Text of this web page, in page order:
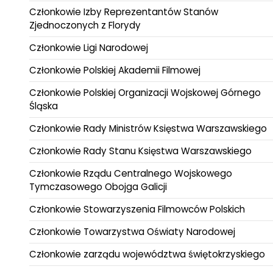
Członkowie Izby Reprezentantów Stanów
Zjednoczonych z Florydy
Członkowie Ligi Narodowej
Członkowie Polskiej Akademii Filmowej
Członkowie Polskiej Organizacji Wojskowej Górnego
Śląska
Członkowie Rady Ministrów Księstwa Warszawskiego
Członkowie Rady Stanu Księstwa Warszawskiego
Członkowie Rządu Centralnego Wojskowego
Tymczasowego Obojga Galicji
Członkowie Stowarzyszenia Filmowców Polskich
Członkowie Towarzystwa Oświaty Narodowej
Członkowie zarządu województwa świętokrzyskiego